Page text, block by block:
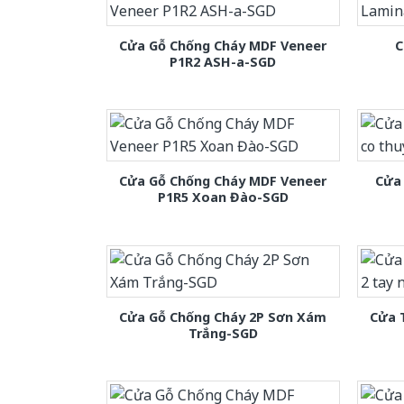
Cửa Gỗ Chống Cháy MDF Veneer
P1R2 ASH-a-SGD
Cửa Gỗ Chống Cháy MDF Veneer
P1R5 Xoan Đào-SGD
Cửa Gỗ Chống Cháy 2P Sơn Xám
Trắng-SGD
Cửa